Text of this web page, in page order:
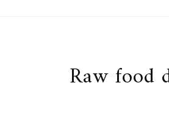
Raw food